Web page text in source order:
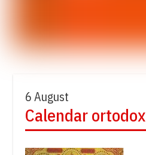
6 August
Calendar ortodox